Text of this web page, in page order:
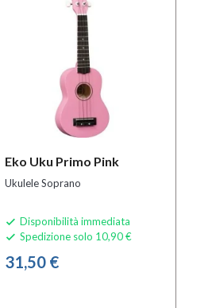
Eko Uku Primo Pink
Ukulele Soprano
 Disponibilità immediata
 Spedizione solo 10,90 €
31,50 €